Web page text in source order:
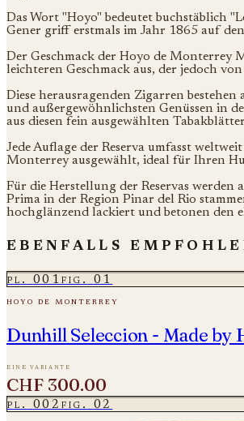
Das Wort "Hoyo" bedeutet buchstäblich
Gener griff erstmals im Jahr 1865 auf
Der Geschmack der Hoyo de Monterrey
leichteren Geschmack aus, der jedoch
Diese herausragenden Zigarren
und außergewöhnlichsten Genüssen in
aus diesen fein ausgewählten
Jede Auflage der Reserva umfasst
Monterrey ausgewählt, ideal für Ihren
Für die Herstellung der Reservas werden
Prima in der Region Pinar del Rio
hochglänzend lackiert und betonen den
ebenfalls
pl. 001fig. 01
hoyo de monterrey
Dunhill Seleccion - Made by
eine variante
CHF 300.00
pl. 002fig. 02